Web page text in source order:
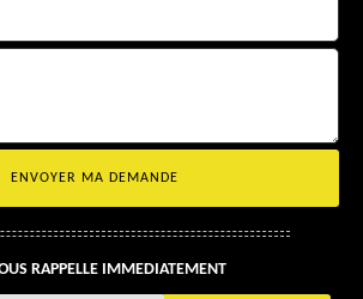
RAPPELLE IMMEDIATEMENT